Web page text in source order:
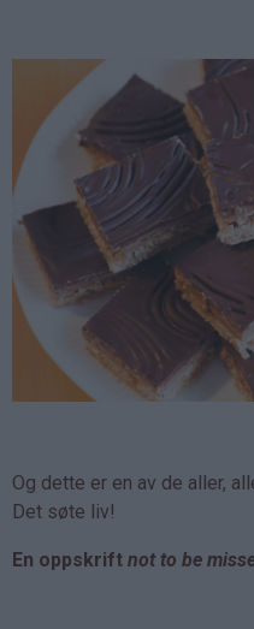
Og dette er en av de aller,
Det søte liv!
En oppskrift not to be